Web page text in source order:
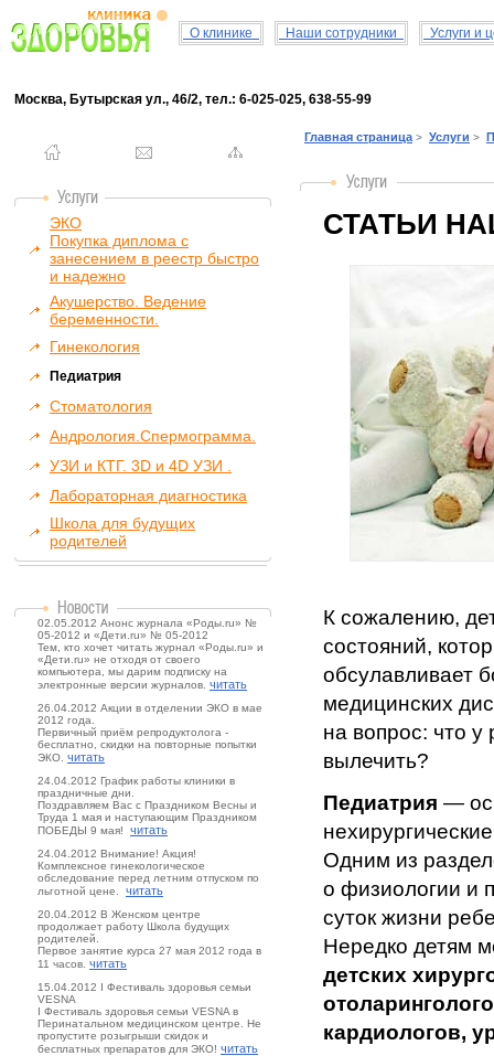
О клинике Наши сотрудники Услуги и
Москва, Бутырская ул., 46/2, тел.: 6-025-025, 638-55-99
ЭКО
Покупка диплома с
занесением в реестр быстро
и надежно
Акушерство. Ведение
беременности.
Гинекология
Педиатрия
Стоматология
Андрология.Спермограмма.
УЗИ и КТГ. 3D и 4D УЗИ .
Лабораторная диагностика
Школа для будущих
родителей
02.05.2012 Анонс журнала «Роды.ru» №
05-2012 и «Дети.ru» № 05-2012
Тем, кто хочет читать журнал «Роды.ru» и
«Дети.ru» не отходя от своего
компьютера, мы дарим подписку на
электронные версии журналов. читать
26.04.2012 Акции в отделении ЭКО в мае
2012 года.
Первичный приём репродуктолога -
бесплатно, скидки на повторные попытки
ЭКО. читать
24.04.2012 График работы клиники в
праздничные дни.
Поздравляем Вас с Праздником Весны и
Труда 1 мая и наступающим Праздником
ПОБЕДЫ 9 мая! читать
24.04.2012 Внимание! Акция!
Комплексное гинекологическое
обследование перед летним отпуском по
льготной цене. читать
20.04.2012 В Женском центре
продолжает работу Школа будущих
родителей.
Первое занятие курса 27 мая 2012 года в
11 часов. читать
15.04.2012 I Фестиваль здоровья семьи
VESNA
I Фестиваль здоровья семьи VESNA в
Перинатальном медицинском центре. Не
пропустите розыгрыши скидок и
бесплатных препаратов для ЭКО! читать
Главная страница > Услуги >
СТАТЬИ
К сожалению,
состояний,
обсулавливает
медицинских
на вопрос: что у
вылечить?
Педиатрия —
Одним из
о физиологии и
суток жизни
Нередко детям
детских
кардиологов,